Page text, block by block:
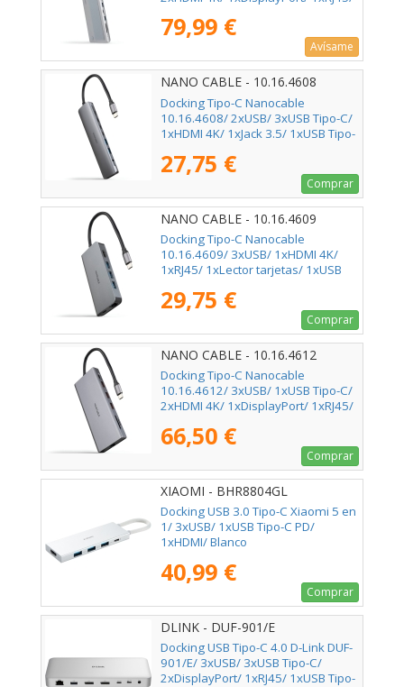
Tipo-C PD/ Gris
79,99 €
Avísame
NANO CABLE - 10.16.4608
Docking Tipo-C Nanocable
10.16.4608/ 2xUSB/ 3xUSB Tipo-C/
1xHDMI 4K/ 1xJack 3.5/ 1xUSB Tipo-
27,75 €
Comprar
NANO CABLE - 10.16.4609
Docking Tipo-C Nanocable
10.16.4609/ 3xUSB/ 1xHDMI 4K/
1xRJ45/ 1xLector tarjetas/ 1xUSB
29,75 €
Comprar
NANO CABLE - 10.16.4612
Docking Tipo-C Nanocable
10.16.4612/ 3xUSB/ 1xUSB Tipo-C/
2xHDMI 4K/ 1xDisplayPort/ 1xRJ45/
Tipo-C PD/ Gris
66,50 €
Comprar
XIAOMI - BHR8804GL
Docking USB 3.0 Tipo-C Xiaomi 5 en
1/ 3xUSB/ 1xUSB Tipo-C PD/
1xHDMI/ Blanco
40,99 €
Comprar
DLINK - DUF-901/E
Docking USB Tipo-C 4.0 D-Link DUF-
901/E/ 3xUSB/ 3xUSB Tipo-C/
2xDisplayPort/ 1xRJ45/ 1xUSB Tipo-